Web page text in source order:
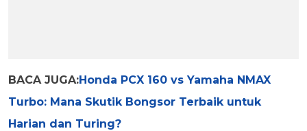
BACA JUGA:Honda PCX 160 vs Yamaha NMAX
Turbo: Mana Skutik Bongsor Terbaik untuk
Harian dan Turing?